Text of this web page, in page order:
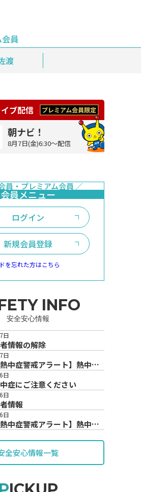
渡
員
ブ配信
朝ナビ！
8月7日(金)6:30～配信
ログイン
新規会員登録
を忘れた方はこちら
INFO
安全安心情報
日
情報の解除
日
熱中症警戒アラート】熱中症
トが発表されています。
日
症にご注意ください
日
情報
日
熱中症警戒アラート】熱中症
全安心情報一覧